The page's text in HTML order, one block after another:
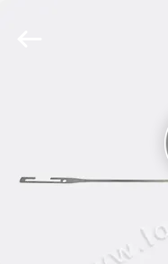
PRODUCTEN